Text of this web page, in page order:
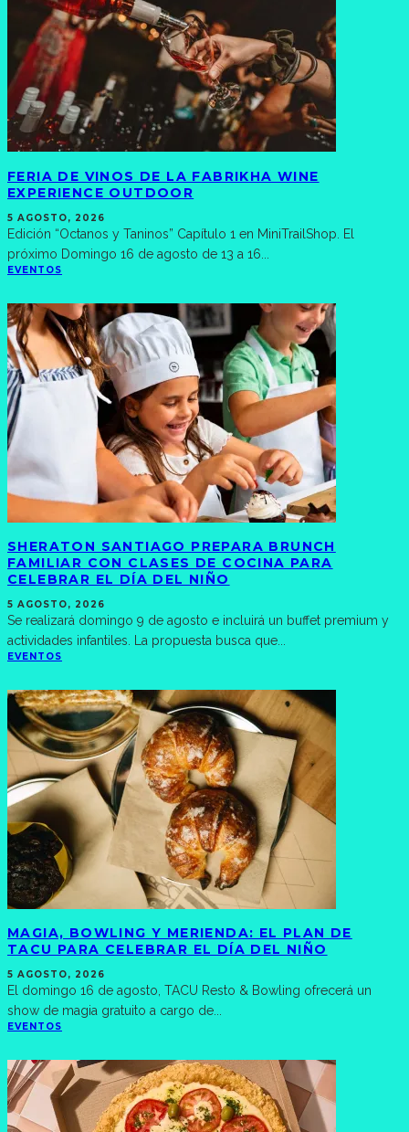
FERIA DE VINOS DE LA FABRIKHA WINE
EXPERIENCE OUTDOOR
5 AGOSTO, 2026
Edición “Octanos y Taninos” Capítulo 1 en MiniTrailShop. El
próximo Domingo 16 de agosto de 13 a 16
EVENTOS
SHERATON SANTIAGO PREPARA BRUNCH
FAMILIAR CON CLASES DE COCINA PARA
CELEBRAR EL DÍA DEL NIÑO
5 AGOSTO, 2026
Se realizará domingo 9 de agosto e incluirá un buffet premium y
actividades infantiles. La propuesta busca que
EVENTOS
MAGIA, BOWLING Y MERIENDA: EL PLAN DE
TACU PARA CELEBRAR EL DÍA DEL NIÑO
5 AGOSTO, 2026
El domingo 16 de agosto, TACU Resto & Bowling ofrecerá un
show de magia gratuito a cargo de
EVENTOS